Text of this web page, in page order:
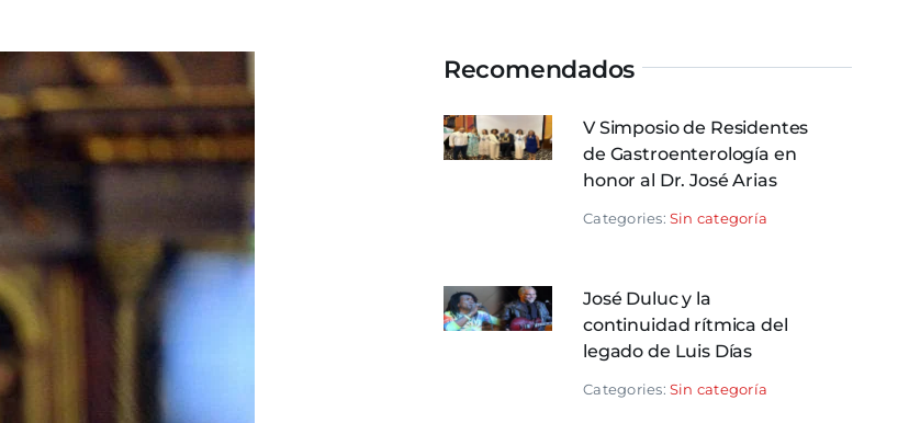
Recomendados
V Simposio de Residentes
de Gastroenterología en
honor al Dr. José Arias
Categories: Sin categoría
José Duluc y la
continuidad rítmica del
legado de Luis Días
Categories: Sin categoría